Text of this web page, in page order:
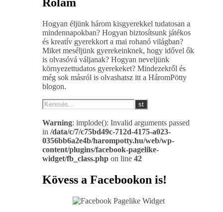
Hogyan éljünk három kisgyerekkel tudatosan a
mindennapokban? Hogyan biztosítsunk játékos
és kreatív gyerekkort a mai rohanó világban?
Miket meséljünk gyerekeinknek, hogy idővel ők
is olvasóvá váljanak? Hogyan neveljünk
környezettudatos gyerekeket? Mindezekről és
még sok másról is olvashatsz itt a HáromPötty
blogon.
Warning: implode(): Invalid arguments passed
in /data/c/7/c75bd49c-712d-4175-a023-
0356bb6a2e4b/harompotty.hu/web/wp-
content/plugins/facebook-pagelike-
widget/fb_class.php on line 42
Kövess a Facebookon is!